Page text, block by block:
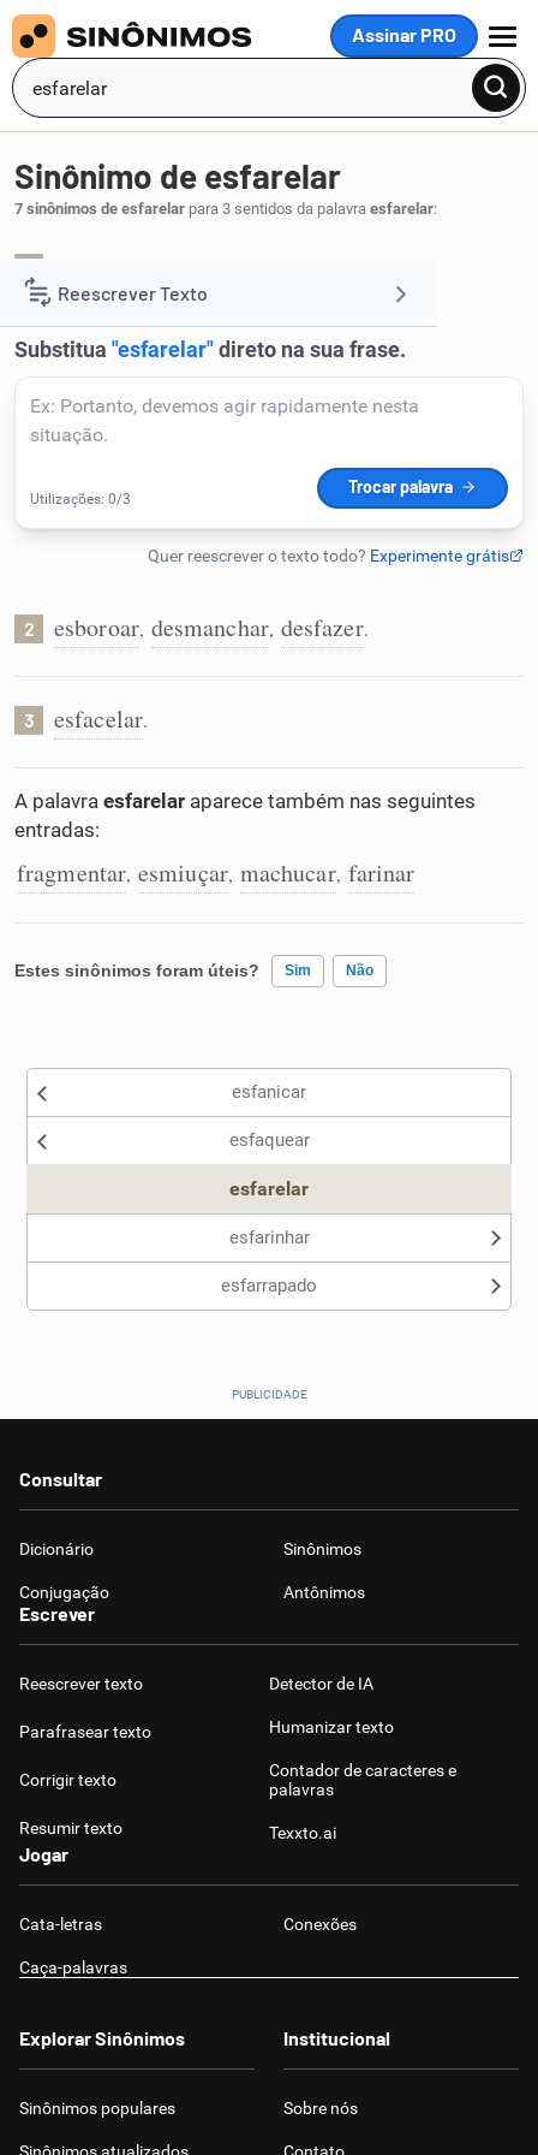
Assinar PRO
MENU
Reescrever Texto
Resumir Texto
Corrigir Texto
Detector de IA
Humanizador de IA
Conexões
Caça-palavras
Dicionário
Sinônimo de esfarelar
7 sinônimos de esfarelar para 3 sentidos da palavra esfarelar:
2 esboroar, desmanchar, desfazer.
3 esfacelar.
A palavra esfarelar aparece também nas seguintes
entradas:
fragmentar, esmiuçar, machucar, farinar
Estes sinônimos foram úteis? Sim Não
Nenhum dos sinônimos apresentados me ajudou
esfanicar
esfaquear
esfarelar
esfarinhar
esfarrapado
Consultar
Dicionário Sinônimos
Conjugação Antônimos
Escrever
Reescrever texto
Parafrasear texto
Corrigir texto
Resumir texto
Detector de IA
Humanizar texto
Contador de caracteres e
palavras
Texxto.ai
Jogar
Cata-letras Conexões
Caça-palavras
Explorar Sinônimos
Sinônimos populares
Institucional
Sobre nós